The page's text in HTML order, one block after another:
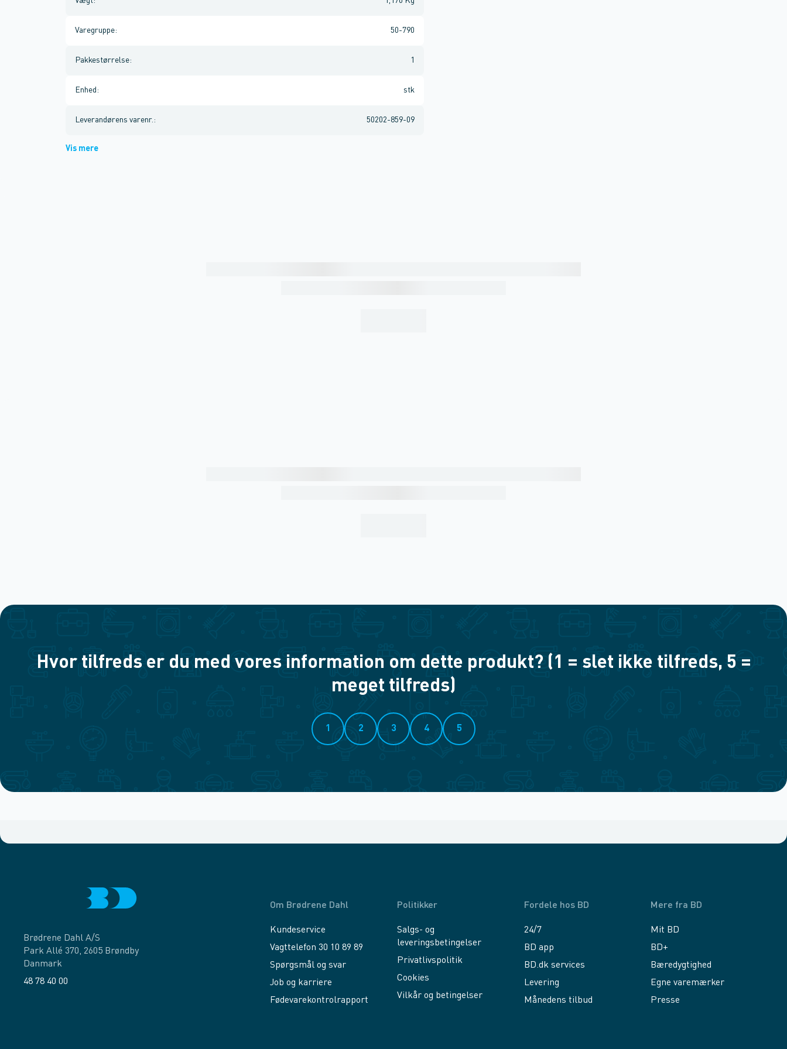
Varegruppe: 50-790
Pakkestørrelse: 1
Enhed : stk
Leverandørens varenr. : 50202-859-09
Vis mere
Hvor tilfreds er du med vores information om dette produkt? (1 = slet ikke tilfreds, 5 =
meget tilfreds)
1 2 3 4 5
Brødrene Dahl A/S
Park Allé 370, 2605 Brøndby
Danmark
48 78 40 00
Om Brødrene Dahl
Kundeservice
Vagttelefon 30 10 89 89
Spørgsmål og svar
Job og karriere
Fødevarekontrolrapport
Politikker
Salgs- og
leveringsbetingelser
Privatlivspolitik
Cookies
Vilkår og betingelser
Fordele hos BD
24/7
BD app
BD.dk services
Levering
Månedens tilbud
Mere fra BD
Mit BD
BD+
Bæredygtighed
Egne varemærker
Presse